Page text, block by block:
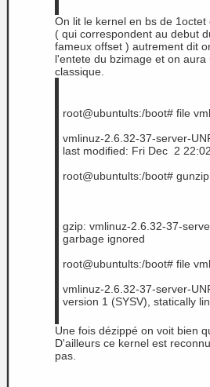
On lit le kernel en bs de
( qui correspondent au debut
fameux offset ) autrement dit
l'entete du bzimage et on aura
classique.
root@ubuntults:/boot# file
vmlinuz-2.6.32-37-server-
last modified: Fri Dec  2
root@ubuntults:/boot#
gzip: vmlinuz-2.6.32-37-
garbage ignored
root@ubuntults:/boot# file
vmlinuz-2.6.32-37-server-
version 1 (SYSV), statically
Une fois dézippé on voit bien
D'ailleurs ce kernel est
pas.